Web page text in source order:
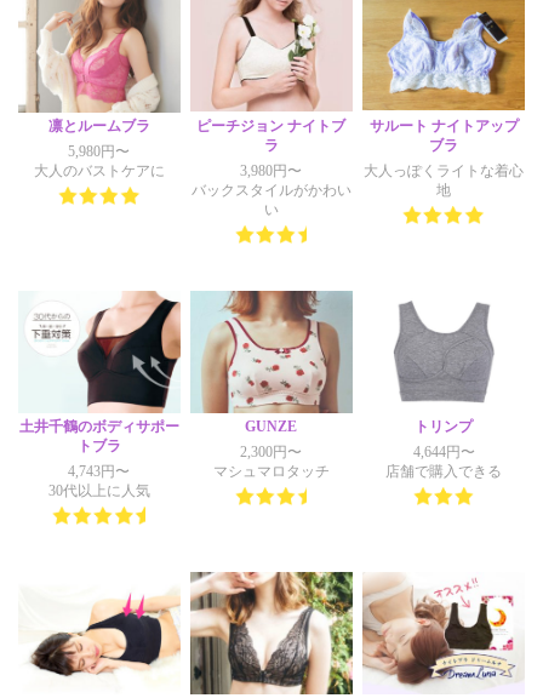
凛とルームブラ
5,980円〜
大人のバストケアに
ピーチジョン ナイトブ
ラ
3,980円〜
バックスタイルがかわい
い
サルート ナイトアップ
ブラ
大人っぽくライトな着心
地
土井千鶴のボディサポー
トブラ
4,743円〜
30代以上に人気
GUNZE
2,300円〜
マシュマロタッチ
トリンプ
4,644円〜
店舗で購入できる